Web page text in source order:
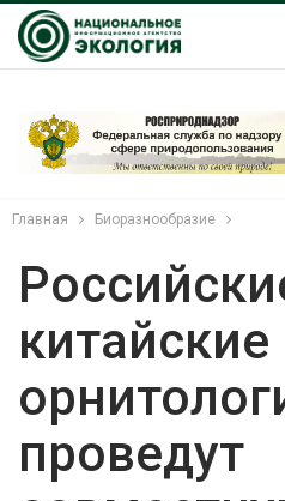
Главная Биоразнообразие
китайские
проведут